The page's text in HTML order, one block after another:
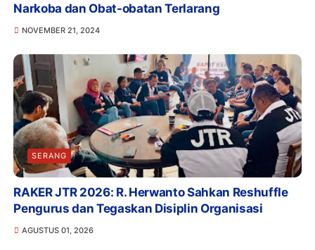
Narkoba dan Obat-obatan Terlarang
NOVEMBER 21, 2024
SERANG
RAKER JTR 2026: R. Herwanto Sahkan Reshuffle
Pengurus dan Tegaskan Disiplin Organisasi
AGUSTUS 01, 2026